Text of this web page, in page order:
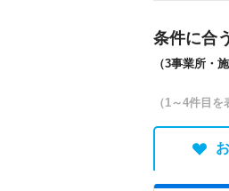
条件に合
（3事業所・
（1～4件目を